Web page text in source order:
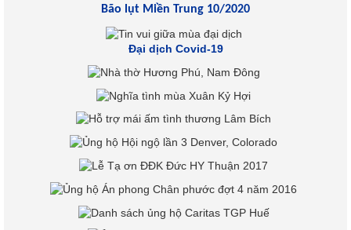
Bão lụt Miền Trung 10/2020
Đại dịch Covid-19